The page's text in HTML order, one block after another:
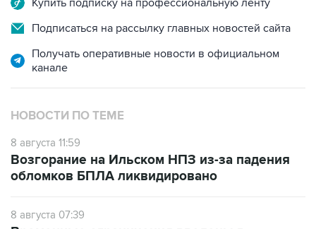
Купить подписку на профессиональную ленту
Подписаться на рассылку главных новостей сайта
Получать оперативные новости в официальном
канале
НОВОСТИ ПО ТЕМЕ
8 августа 11:59
Возгорание на Ильском НПЗ из-за падения
обломков БПЛА ликвидировано
8 августа 07:39